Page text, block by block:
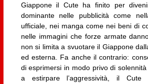
Giappone il Cute ha finito per
dominante nelle pubblicità come
ufficiale, nei manga come nei beni di
nelle immagini che forze armate
non si limita a svuotare il Giappone
ed esterna. Fa anche il contrario:
di esprimersi in modo privo di
a estirpare l’aggressività, il